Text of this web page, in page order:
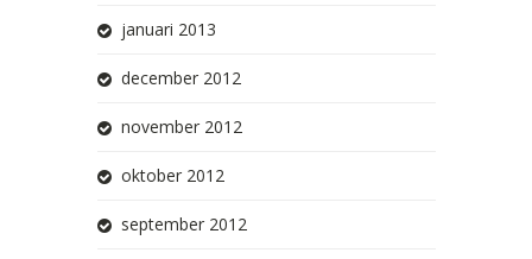
januari 2013
december 2012
november 2012
oktober 2012
september 2012